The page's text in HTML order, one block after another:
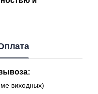
виходных)